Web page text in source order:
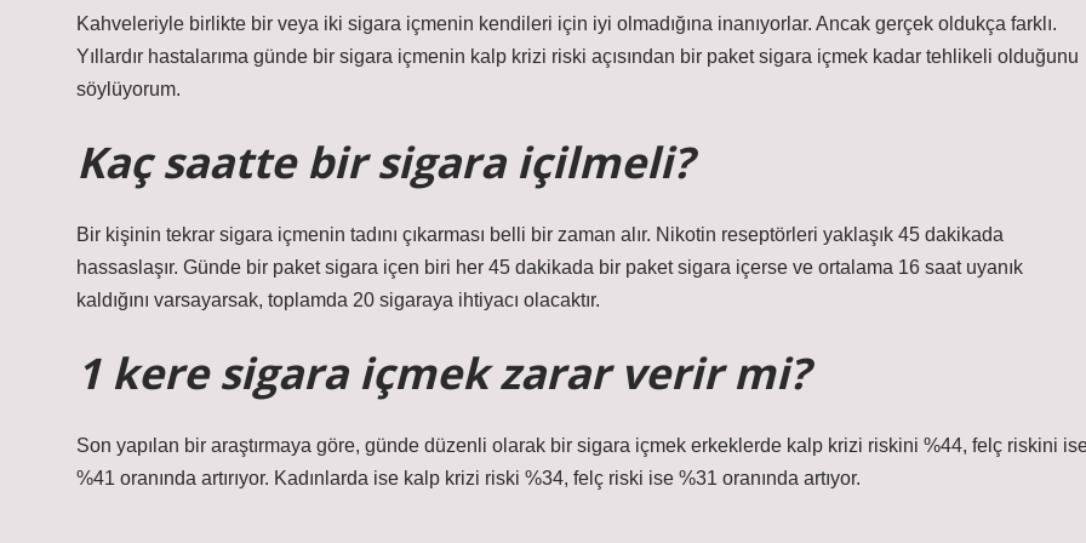
Kahveleriyle birlikte bir veya iki sigara içmenin kendileri için iyi olmadığına inanıyorlar. Ancak gerçek oldukça farklı.
Yıllardır hastalarıma günde bir sigara içmenin kalp krizi riski açısından bir paket sigara içmek kadar tehlikeli olduğunu
söylüyorum.
Kaç saatte bir sigara içilmeli?
Bir kişinin tekrar sigara içmenin tadını çıkarması belli bir zaman alır. Nikotin reseptörleri yaklaşık 45 dakikada
hassaslaşır. Günde bir paket sigara içen biri her 45 dakikada bir paket sigara içerse ve ortalama 16 saat uyanık
kaldığını varsayarsak, toplamda 20 sigaraya ihtiyacı olacaktır.
1 kere sigara içmek zarar verir mi?
Son yapılan bir araştırmaya göre, günde düzenli olarak bir sigara içmek erkeklerde kalp krizi riskini %44, felç riskini
%41 oranında artırıyor. Kadınlarda ise kalp krizi riski %34, felç riski ise %31 oranında artıyor.